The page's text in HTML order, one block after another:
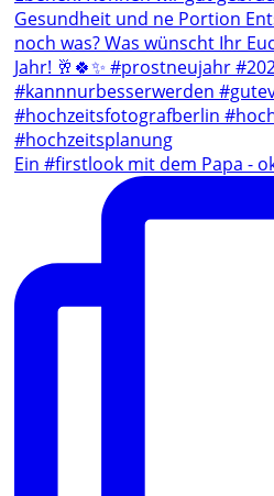
Ein #firstlook mit dem Papa -